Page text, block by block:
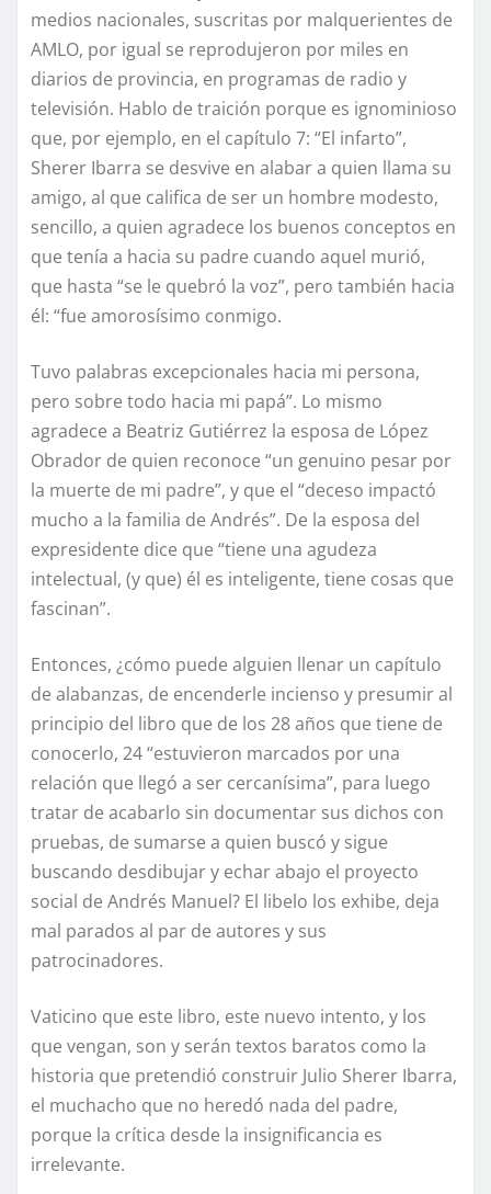
medios nacionales, suscritas por malquerientes de
AMLO, por igual se reprodujeron por miles en
diarios de provincia, en programas de radio y
televisión. Hablo de traición porque es ignominioso
que, por ejemplo, en el capítulo 7: “El infarto”,
Sherer Ibarra se desvive en alabar a quien llama su
amigo, al que califica de ser un hombre modesto,
sencillo, a quien agradece los buenos conceptos en
que tenía a hacia su padre cuando aquel murió,
que hasta “se le quebró la voz”, pero también hacia
él: “fue amorosísimo conmigo.
Tuvo palabras excepcionales hacia mi persona,
pero sobre todo hacia mi papá”. Lo mismo
agradece a Beatriz Gutiérrez la esposa de López
Obrador de quien reconoce “un genuino pesar por
la muerte de mi padre”, y que el “deceso impactó
mucho a la familia de Andrés”. De la esposa del
expresidente dice que “tiene una agudeza
intelectual, (y que) él es inteligente, tiene cosas que
fascinan”.
Entonces, ¿cómo puede alguien llenar un capítulo
de alabanzas, de encenderle incienso y presumir al
principio del libro que de los 28 años que tiene de
conocerlo, 24 “estuvieron marcados por una
relación que llegó a ser cercanísima”, para luego
tratar de acabarlo sin documentar sus dichos con
pruebas, de sumarse a quien buscó y sigue
buscando desdibujar y echar abajo el proyecto
social de Andrés Manuel? El libelo los exhibe, deja
mal parados al par de autores y sus
patrocinadores.
Vaticino que este libro, este nuevo intento, y los
que vengan, son y serán textos baratos como la
historia que pretendió construir Julio Sherer Ibarra,
el muchacho que no heredó nada del padre,
porque la crítica desde la insignificancia es
irrelevante.